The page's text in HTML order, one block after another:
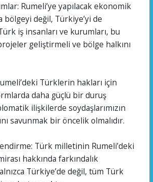
Rumeli’ye yapılacak ekonomik
bölgeyi değil, Türkiye’yi de
iş insanları ve kurumları, bu
geliştirmeli ve bölge halkını
Türklerin hakları için
daha güçlü bir duruş
ilişkilerde soydaşlarımızın
savunmak bir öncelik olmalıdır.
Türk milletinin Rumeli’deki
hakkında farkındalık
Türkiye’de değil, tüm Türk